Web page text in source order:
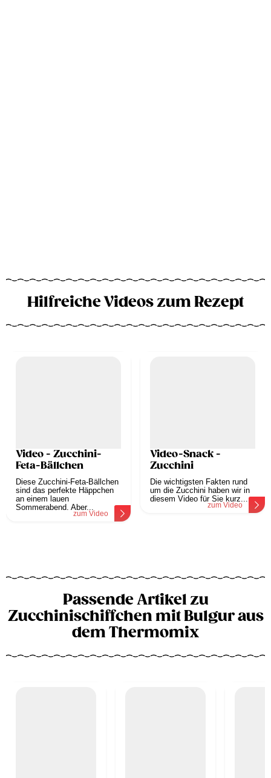
Hilfreiche Videos zum Rezept
Video - Zucchini-
Feta-Bällchen
Diese Zucchini-Feta-Bällchen
sind das perfekte Häppchen
an einem lauen
Sommerabend. Aber...
zum Video
Video-Snack -
Zucchini
Die wichtigsten Fakten rund
um die Zucchini haben wir in
diesem Video für Sie kurz...
zum Video
Passende Artikel zu
Zucchinischiffchen mit Bulgur aus
dem Thermomix